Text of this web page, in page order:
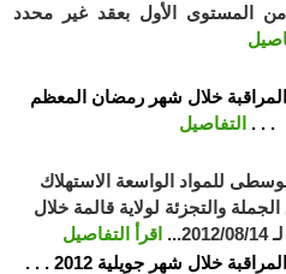
المستوى الأول بعقد غير محدد
خلال شهر رمضان المعظم
التفاصيل
للمواد الواسعة الاستهلاك
والتجزئة لولاية قالمة خلال
اقرأ التفاصيل
خلال شهر جويلية 2012 . . .